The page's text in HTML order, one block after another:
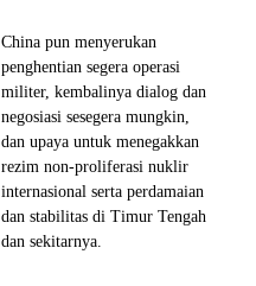
China pun menyerukan
penghentian segera operasi
militer, kembalinya dialog dan
negosiasi sesegera mungkin,
dan upaya untuk menegakkan
rezim non-proliferasi nuklir
internasional serta perdamaian
dan stabilitas di Timur Tengah
dan sekitarnya.